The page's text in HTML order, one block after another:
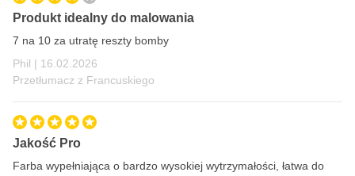
Produkt idealny do malowania
7 na 10 za utratę reszty bomby
Phil | 16 lutego 2026
16.02.2026
Przetłumacz z Francuskiego
Jakość Pro
Farba wypełniająca o bardzo wysokiej wytrzymałości, łatwa do